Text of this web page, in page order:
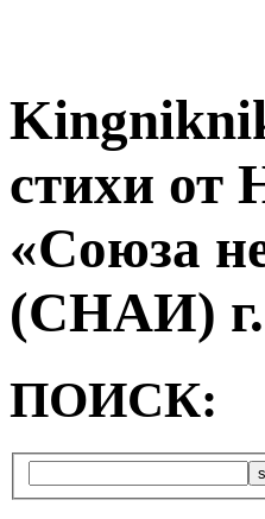
стихи от
«Союза
(СНАИ)
ПОИСК: